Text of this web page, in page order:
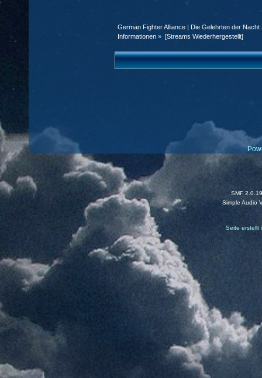
German Fighter Alliance | Die Gelehrten der Nacht
Informationen » [Streams Wiederhergestellt]
SMF 2.0.19
Simple Audio
Seite erstellt